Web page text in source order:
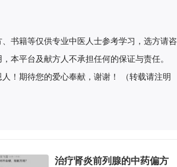
书籍等仅供专业中医人士参考学习，选方请咨
本平台及献方人不承担任何的保证与责任。
！期待您的爱心奉献，谢谢！ （转载请注明
治疗肾炎前列腺的中药偏方